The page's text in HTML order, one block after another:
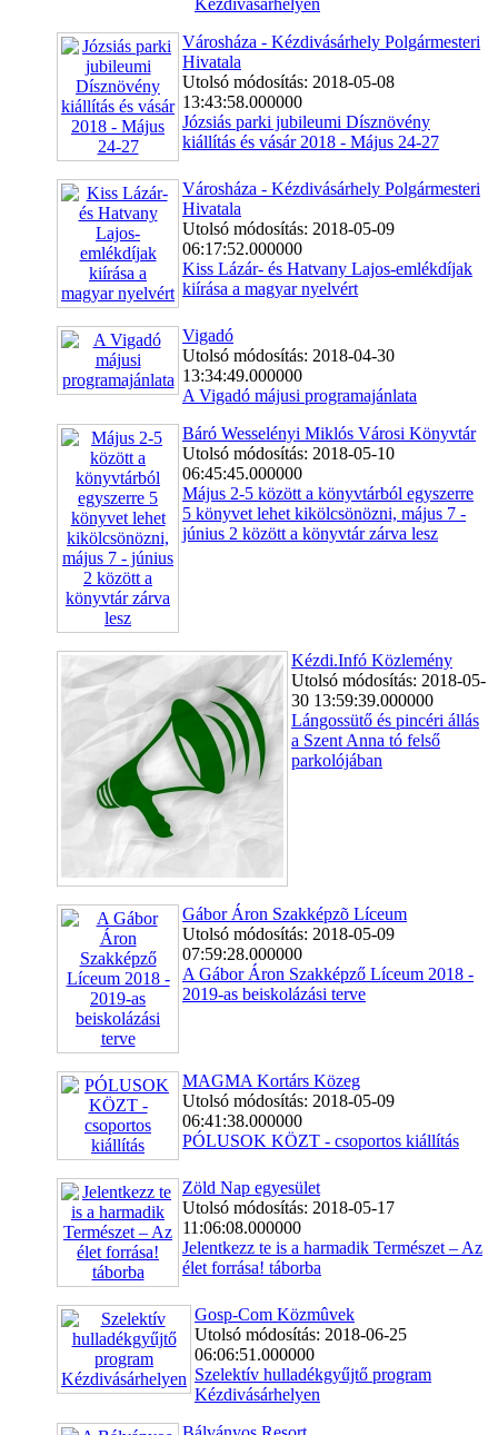
Városháza - Kézdivásárhely Polgármesteri
Hivatala
Utolsó módosítás: 2018-05-08
13:43:58.000000
Józsiás parki jubileumi Dísznövény
kiállítás és vásár 2018 - Május 24-27
Városháza - Kézdivásárhely Polgármesteri
Hivatala
Utolsó módosítás: 2018-05-09
06:17:52.000000
Kiss Lázár- és Hatvany Lajos-emlékdíjak
kiírása a magyar nyelvért
Vigadó
Utolsó módosítás: 2018-04-30
13:34:49.000000
A Vigadó májusi programajánlata
Báró Wesselényi Miklós Városi Könyvtár
Utolsó módosítás: 2018-05-10
06:45:45.000000
Május 2-5 között a könyvtárból egyszerre
5 könyvet lehet kikölcsönözni, május 7 -
június 2 között a könyvtár zárva lesz
Kézdi.Infó Közlemény
Utolsó módosítás: 2018-05-
30 13:59:39.000000
Lángossütő és pincéri állás
a Szent Anna tó felső
parkolójában
Gábor Áron Szakképzõ Líceum
Utolsó módosítás: 2018-05-09
07:59:28.000000
A Gábor Áron Szakképző Líceum 2018 -
2019-as beiskolázási terve
MAGMA Kortárs Közeg
Utolsó módosítás: 2018-05-09
06:41:38.000000
PÓLUSOK KÖZT - csoportos kiállítás
Zöld Nap egyesület
Utolsó módosítás: 2018-05-17
11:06:08.000000
Jelentkezz te is a harmadik Természet – Az
élet forrása! táborba
Gosp-Com Közmûvek
Utolsó módosítás: 2018-06-25
06:06:51.000000
Szelektív hulladékgyűjtő program
Kézdivásárhelyen